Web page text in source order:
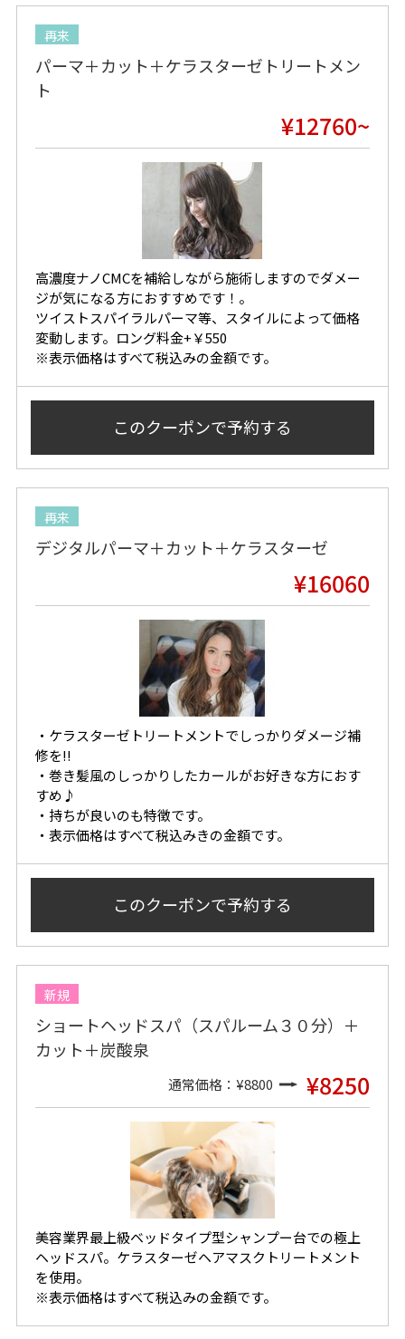
再来
パーマ＋カット＋ケラスターゼトリートメン
ト
¥12760~
高濃度ナノCMCを補給しながら施術しますのでダメー
ジが気になる方におすすめです！。
ツイストスパイラルパーマ等、スタイルによって価格
変動します。ロング料金+￥550
※表示価格はすべて税込みの金額です。
このクーポンで予約する
再来
デジタルパーマ＋カット＋ケラスターゼ
¥16060
・ケラスターゼトリートメントでしっかりダメージ補
修を!!
・巻き髪風のしっかりしたカールがお好きな方におす
すめ♪
・持ちが良いのも特徴です。
・表示価格はすべて税込みきの金額です。
このクーポンで予約する
新規
ショートヘッドスパ（スパルーム３０分）＋
カット＋炭酸泉
通常価格：¥8800 ¥8250
美容業界最上級ベッドタイプ型シャンプー台での極上
ヘッドスパ。ケラスターゼヘアマスクトリートメント
を使用。
※表示価格はすべて税込みの金額です。